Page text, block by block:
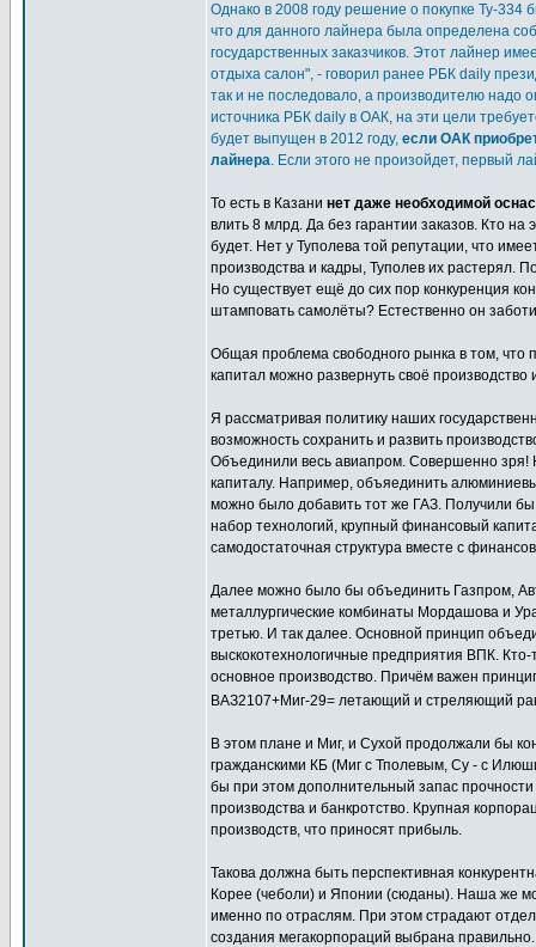
Однако в 2008 году решение о покупке Ту-334
что для данного лайнера была определена
государственных заказчиков. Этот лайнер
отдыха салон", - говорил ранее РБК daily
так и не последовало, а производителю надо
источника РБК daily в ОАК, на эти цели
будет выпущен в 2012 году, если ОАК
лайнера. Если этого не произойдет, первый
То есть в Казани нет даже необходимой
влить 8 млрд. Да без гарантии заказов. Кто
будет. Нет у Туполева той репутации, что
производства и кадры, Туполев их растерял.
Но существует ещё до сих пор конкуренция
штамповать самолёты? Естественно он
Общая проблема свободного рынка в том, что
капитал можно развернуть своё производство
Я рассматривая политику наших
возможность сохранить и развить
Объединили весь авиапром. Совершенно
капиталу. Например, объяединить
можно было добавить тот же ГАЗ. Получили
набор технологий, крупный финансовый
самодостаточная структура вместе с
Далее можно было бы объединить Газпром,
металлургические комбинаты Мордашова и
третью. И так далее. Основной принцип
выскокотехнологичные предприятия ВПК. Кто-
основное производство. Причём важен
ВАЗ2107+Миг-29= летающий и стреляющий
В этом плане и Миг, и Сухой продолжали бы
гражданскими КБ (Миг с Тполевым, Су - с
бы при этом дополнительный запас
производства и банкротство. Крупная
производств, что приносят прибыль.
Такова должна быть перспективная
Корее (чеболи) и Японии (сюданы). Наша же
именно по отраслям. При этом страдают
создания мегакорпораций выбрана правильно.